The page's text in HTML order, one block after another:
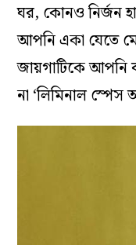
ঘর, কোনও নির্জন
আপনি একা যেতে
জায়গাটিকে আপনি
না ‘লিমিনাল স্পেস